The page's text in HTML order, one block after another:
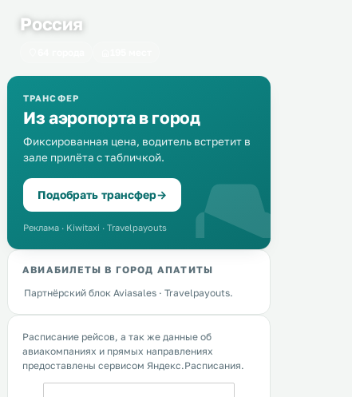
Россия
ТРАНСФЕР
Из аэропорта в город
Фиксированная цена, водитель встретит в
зале прилёта с табличкой.
Подобрать трансфер→
Реклама · Kiwitaxi · Travelpayouts
АВИАБИЛЕТЫ В ГОРОД АПАТИТЫ
Партнёрский блок Aviasales · Travelpayouts.
Расписание рейсов, а так же данные об
авиакомпаниях и прямых направлениях
предоставлены сервисом Яндекс.Расписания.